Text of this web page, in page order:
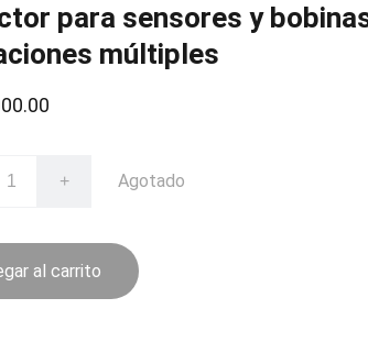
para sensores y
múltiples
+ Agotado
al carrito